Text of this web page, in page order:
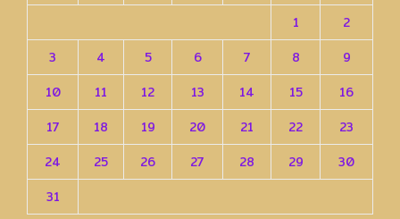
1
2
3
4 5 6 7 8
9
10
11 12 13 14 15
16
17
18 19 20 21 22
23
24
25 26 27 28 29
30
31